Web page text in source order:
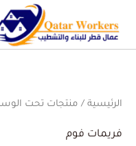
الرئيسية / منتجات تحت
فريمات فوم